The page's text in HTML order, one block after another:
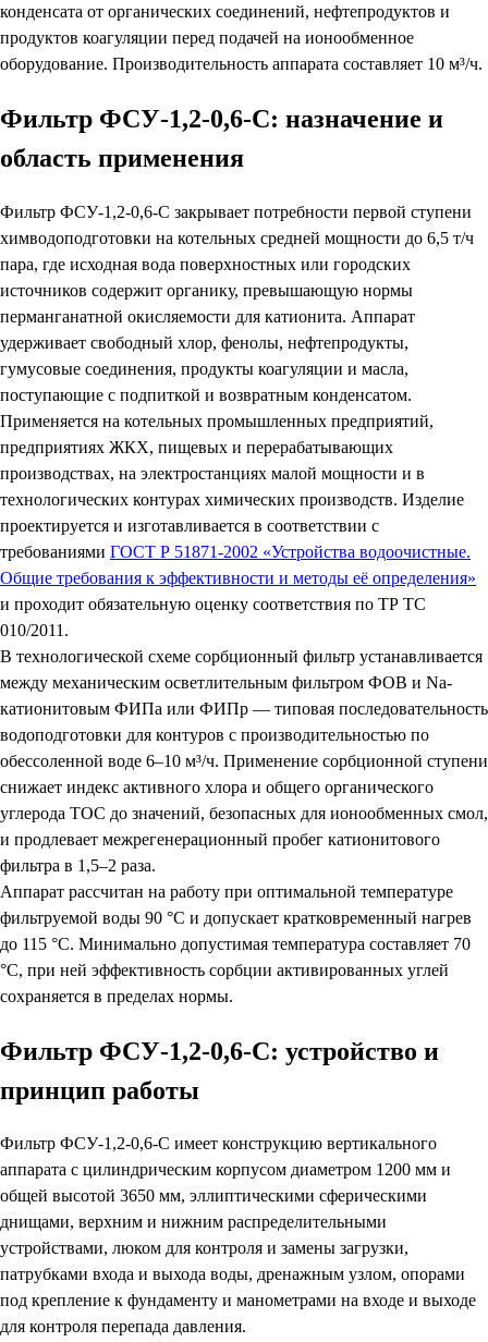
конденсата от органических соединений, нефтепродуктов и
продуктов коагуляции перед подачей на ионообменное
оборудование. Производительность аппарата составляет 10 м³/ч.
Фильтр ФСУ-1,2-0,6-С: назначение и
область применения
Фильтр ФСУ-1,2-0,6-С закрывает потребности первой ступени
химводоподготовки на котельных средней мощности до 6,5 т/ч
пара, где исходная вода поверхностных или городских
источников содержит органику, превышающую нормы
перманганатной окисляемости для катионита. Аппарат
удерживает свободный хлор, фенолы, нефтепродукты,
гумусовые соединения, продукты коагуляции и масла,
поступающие с подпиткой и возвратным конденсатом.
Применяется на котельных промышленных предприятий,
предприятиях ЖКХ, пищевых и перерабатывающих
производствах, на электростанциях малой мощности и в
технологических контурах химических производств. Изделие
проектируется и изготавливается в соответствии с
требованиями ГОСТ Р 51871-2002 «Устройства водоочистные.
Общие требования к эффективности и методы её определения»
и проходит обязательную оценку соответствия по ТР ТС
010/2011.
В технологической схеме сорбционный фильтр устанавливается
между механическим осветлительным фильтром ФОВ и Na-
катионитовым ФИПа или ФИПр — типовая последовательность
водоподготовки для контуров с производительностью по
обессоленной воде 6–10 м³/ч. Применение сорбционной ступени
снижает индекс активного хлора и общего органического
углерода TOC до значений, безопасных для ионообменных смол,
и продлевает межрегенерационный пробег катионитового
фильтра в 1,5–2 раза.
Аппарат рассчитан на работу при оптимальной температуре
фильтруемой воды 90 °C и допускает кратковременный нагрев
до 115 °C. Минимально допустимая температура составляет 70
°C, при ней эффективность сорбции активированных углей
сохраняется в пределах нормы.
Фильтр ФСУ-1,2-0,6-С: устройство и
принцип работы
Фильтр ФСУ-1,2-0,6-С имеет конструкцию вертикального
аппарата с цилиндрическим корпусом диаметром 1200 мм и
общей высотой 3650 мм, эллиптическими сферическими
днищами, верхним и нижним распределительными
устройствами, люком для контроля и замены загрузки,
патрубками входа и выхода воды, дренажным узлом, опорами
под крепление к фундаменту и манометрами на входе и выходе
для контроля перепада давления.